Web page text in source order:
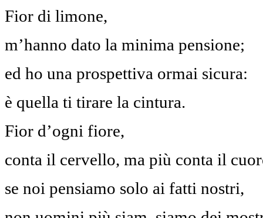
Fior di limone,
m’hanno dato la minima pensione;
ed ho una prospettiva ormai sicura:
è quella ti tirare la cintura.
Fior d’ogni fiore,
conta il cervello, ma più conta il
se noi pensiamo solo ai fatti nostri,